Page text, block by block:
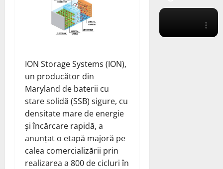
ION Storage Systems (ION),
un producător din
Maryland de baterii cu
stare solidă (SSB) sigure, cu
densitate mare de energie
și încărcare rapidă, a
anunțat o etapă majoră pe
calea comercializării prin
realizarea a 800 de cicluri în